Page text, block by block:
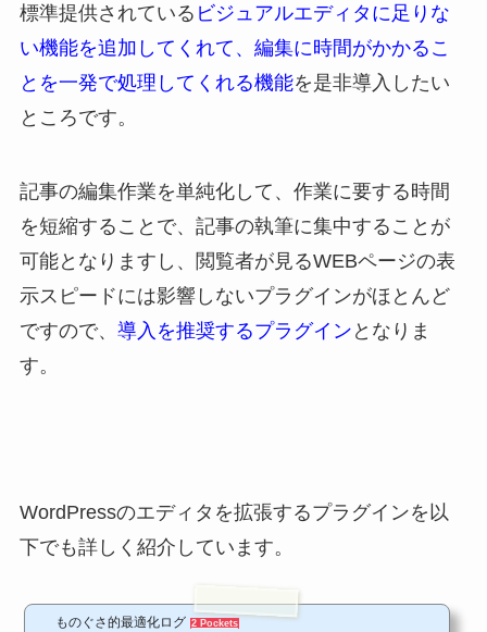
標準提供されている ビジュアルエディタに足りな
い機能を追加してくれて、編集に時間がかかるこ
とを一発で処理してくれる機能を是非導入したい
ところです。
記事の編集作業を単純化して、作業に要する時間
を短縮することで、記事の執筆に集中することが
可能となりますし、閲覧者が見るWEBページの表
示スピードには影響しないプラグインがほとんど
ですので、 導入を推奨するプラグイン となりま
す。
WordPressのエディタを拡張するプラグインを以
下でも詳しく紹介しています。
ものぐさ的最適化ログ 2 Pockets